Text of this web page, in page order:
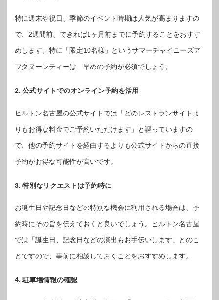
特に週末や祝日、季節のイベント時期は人気が高まりますの
で、2週間前、できれば1ヶ月前までに予約することをおすす
めします。特に「限定10名様」というサマーチャイニーズア
フタヌーンティーは、早めの予約が必須でしょう。
2. 公式サイトでのオンライン予約を活用
ヒルトン名古屋の公式サイトでは「どのレストランサイトよ
りもお得な料金でご予約いただけます」と謳っていますの
で、他の予約サイトを経由するよりも公式サイトからの直接
予約がお得な可能性が高いです。
3. 特別なリクエストは予約時に
お誕生日や記念日などの特別な機会に利用される場合は、予
約時にその旨を伝えておくと良いでしょう。ヒルトン名古屋
では「誕生日、記念日などの演出もお手伝いします」とのこ
とですので、事前に相談しておくことをおすすめします。
4. 駐車場情報の確認